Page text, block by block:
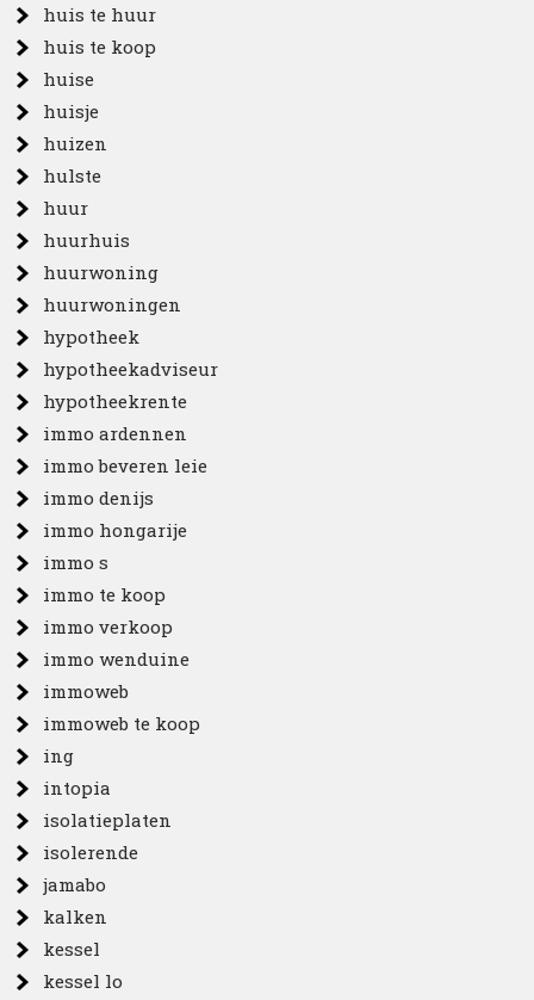
huis te huur
huis te koop
huise
huisje
huizen
hulste
huur
huurhuis
huurwoning
huurwoningen
hypotheek
hypotheekadviseur
hypotheekrente
immo ardennen
immo beveren leie
immo denijs
immo hongarije
immo s
immo te koop
immo verkoop
immo wenduine
immoweb
immoweb te koop
ing
intopia
isolatieplaten
isolerende
jamabo
kalken
kessel
kessel lo